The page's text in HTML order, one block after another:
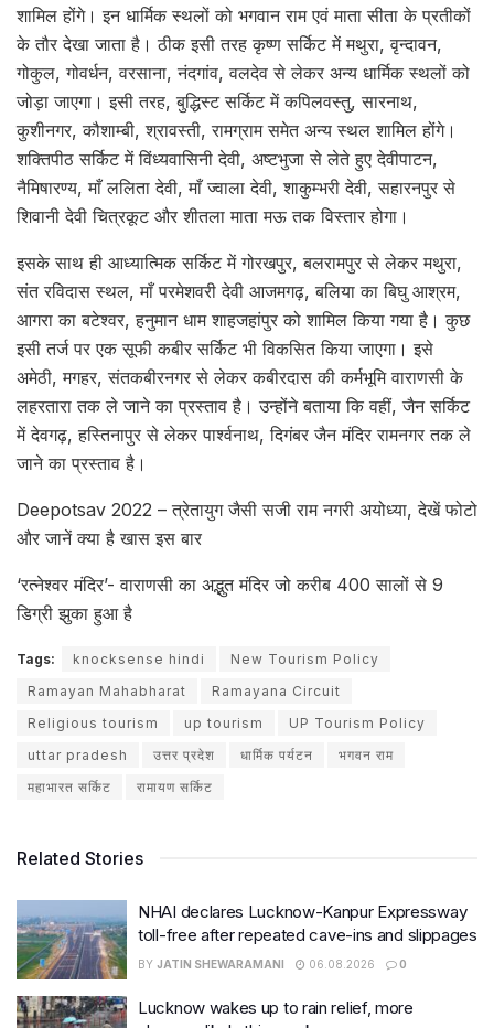
शामिल होंगे। इन धार्मिक स्थलों को भगवान राम एवं माता सीता के प्रतीकों
के तौर देखा जाता है। ठीक इसी तरह कृष्ण सर्किट में मथुरा, वृन्दावन,
गोकुल, गोवर्धन, वरसाना, नंदगांव, वलदेव से लेकर अन्य धार्मिक स्थलों को
जोड़ा जाएगा। इसी तरह, बुद्धिस्ट सर्किट में कपिलवस्तु, सारनाथ,
कुशीनगर, कौशाम्बी, श्रावस्ती, रामग्राम समेत अन्य स्थल शामिल होंगे।
शक्तिपीठ सर्किट में विंध्यवासिनी देवी, अष्टभुजा से लेते हुए देवीपाटन,
नैमिषारण्य, माँ ललिता देवी, माँ ज्वाला देवी, शाकुम्भरी देवी, सहारनपुर से
शिवानी देवी चित्रकूट और शीतला माता मऊ तक विस्तार होगा।
इसके साथ ही आध्यात्मिक सर्किट में गोरखपुर, बलरामपुर से लेकर मथुरा,
संत रविदास स्थल, माँ परमेशवरी देवी आजमगढ़, बलिया का बिघु आश्रम,
आगरा का बटेश्वर, हनुमान धाम शाहजहांपुर को शामिल किया गया है। कुछ
इसी तर्ज पर एक सूफी कबीर सर्किट भी विकसित किया जाएगा। इसे
अमेठी, मगहर, संतकबीरनगर से लेकर कबीरदास की कर्मभूमि वाराणसी के
लहरतारा तक ले जाने का प्रस्ताव है। उन्होंने बताया कि वहीं, जैन सर्किट
में देवगढ़, हस्तिनापुर से लेकर पार्श्वनाथ, दिगंबर जैन मंदिर रामनगर तक ले
जाने का प्रस्ताव है।
Deepotsav 2022 – त्रेतायुग जैसी सजी राम नगरी अयोध्या, देखें फोटो
और जानें क्या है खास इस बार
‘रत्नेश्वर मंदिर’- वाराणसी का अद्भुत मंदिर जो करीब 400 सालों से 9
डिग्री झुका हुआ है
Tags: knocksense hindi
New Tourism Policy
Ramayan Mahabharat
Ramayana Circuit
Religious tourism
up tourism
UP Tourism Policy
uttar pradesh
उत्तर प्रदेश धार्मिक पर्यटन
भगवन राम
महाभारत सर्किट
रामायण सर्किट
Related Stories
NHAI declares Lucknow-Kanpur Expressway
toll-free after repeated cave-ins and slippages
BY JATIN SHEWARAMANI 06.08.2026 0
Lucknow wakes up to rain relief, more